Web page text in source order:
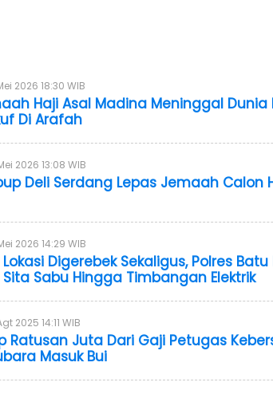
2026 18:30 WIB
Haji Asal Madina Meninggal Dunia
Di Arafah
2026 13:08 WIB
Deli Serdang Lepas Jemaah Calon
2026 14:29 WIB
Digerebek Sekaligus, Polres
Sita Sabu Hingga Timbangan Elektrik
2025 14:11 WIB
Ratusan Juta Dari Gaji Petugas
Masuk Bui